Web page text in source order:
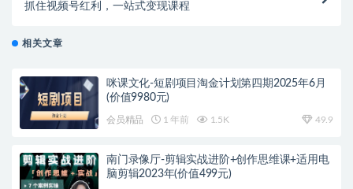
抓住视频号红利，一站式变现课程
相关文章
咪课文化-短剧项目淘金计划第四期2025年6月
(价值9980元)
会员精品 1 年前 1.5K 49.9
南门录像厅-剪辑实战进阶+创作思维课+适用电
脑剪辑2023年(价值499元)